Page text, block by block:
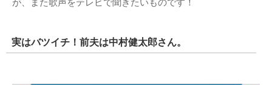
が、また歌声をテレビで聞きたいものです！
実はバツイチ！前夫は中村健太郎さん。